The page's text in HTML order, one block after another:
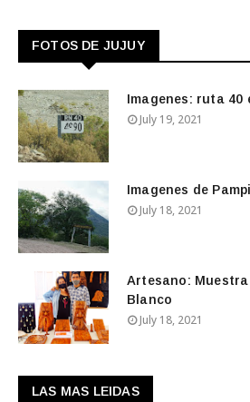
FOTOS DE JUJUY
Imagenes: ruta 40
July 19, 2021
Imagenes de
July 18, 2021
Artesano:
Blanco
July 18, 2021
LAS MAS LEIDAS